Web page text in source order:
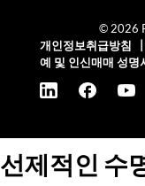
© 2026
개인정보취급방침
예 및 인신매매 성명
선제적인 수